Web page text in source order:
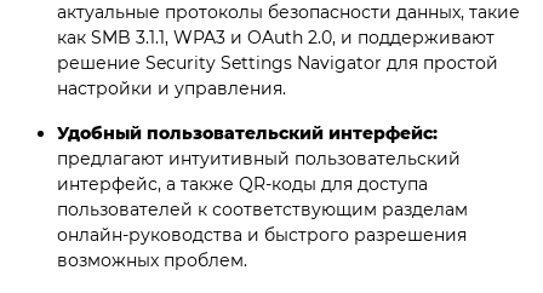
актуальные протоколы безопасности данных, такие
как SMB 3.1.1, WPA3 и OAuth 2.0, и поддерживают
решение Security Settings Navigator для простой
настройки и управления.
Удобный пользовательский интерфейс:
предлагают интуитивный пользовательский
интерфейс, а также QR-коды для доступа
пользователей к соответствующим разделам
онлайн-руководства и быстрого разрешения
возможных проблем.